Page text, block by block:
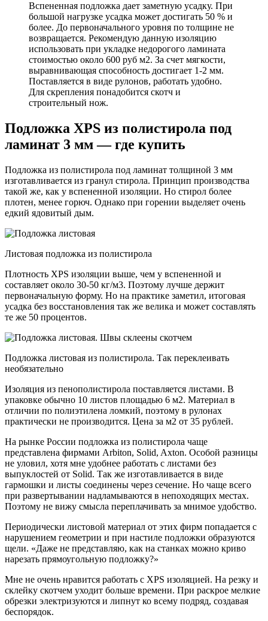
Вспененная подложка дает заметную усадку. При
большой нагрузке усадка может достигать 50 % и
более. До первоначального уровня по толщине не
возвращается. Рекомендую данную изоляцию
использовать при укладке недорогого ламината
стоимостью около 600 руб м2. За счет мягкости,
выравнивающая способность достигает 1-2 мм.
Поставляется в виде рулонов, работать удобно.
Для скрепления понадобится скотч и
строительный нож.
Подложка XPS из полистирола под
ламинат 3 мм — где купить
Подложка из полистирола под ламинат толщиной 3 мм
изготавливается из гранул стирола. Принцип производства
такой же, как у вспененной изоляции. Но стирол более
плотен, менее горюч. Однако при горении выделяет очень
едкий ядовитый дым.
Листовая подложка из полистирола
Плотность XPS изоляции выше, чем у вспененной и
составляет около 30-50 кг/м3. Поэтому лучше держит
первоначальную форму. Но на практике заметил, итоговая
усадка без восстановления так же велика и может составлять
те же 50 процентов.
Подложка листовая из полистирола. Так переклеивать
необязательно
Изоляция из пенополистирола поставляется листами. В
упаковке обычно 10 листов площадью 6 м2. Материал в
отличии по полиэтилена ломкий, поэтому в рулонах
практически не производится. Цена за м2 от 35 рублей.
На рынке России подложка из полистирола чаще
представлена фирмами Arbiton, Solid, Axton. Особой разницы
не уловил, хотя мне удобнее работать с листами без
выпуклостей от Solid. Так же изготавливается в виде
гармошки и листы соединены через сечение. Но чаще всего
при развертывании надламываются в непоходящих местах.
Поэтому не вижу смысла переплачивать за мнимое удобство.
Периодически листовой материал от этих фирм попадается с
нарушением геометрии и при настиле подложки образуются
щели. «Даже не представляю, как на станках можно криво
нарезать прямоугольную подложку?»
Мне не очень нравится работать с XPS изоляцией. На резку и
склейку скотчем уходит больше времени. При раскрое мелкие
обрезки электризуются и липнут ко всему подряд, создавая
беспорядок.